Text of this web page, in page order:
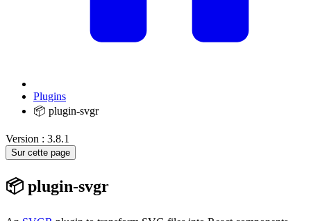
Plugins
📦 plugin-svgr
Version : 3.8.1
Sur cette page
📦 plugin-svgr